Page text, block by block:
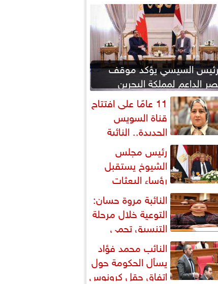
السيسي يؤكد موقف
الداعم لمملكة البحرين
أمنها واستقرارها11 عامًا على افتتاح
قناة السويس
الجديدة.. النائبة
قنصوة: رؤية الدولة...
رئيس مجلس
الشيوخ يستقبل
رؤساء البعثات
المصرية بالخارج
النائبة مروة حسان:
التوعية خلال مرحلة
التنسيق تحمي
من النصب الأكاديمي
النائب محمد فؤاد
يسأل الحكومة حول
اتفاق حقل كرونوس